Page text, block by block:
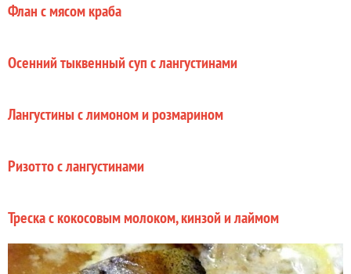
Флан с мясом краба
Осенний тыквенный суп с лангустинами
Лангустины с лимоном и розмарином
Ризотто с лангустинами
Треска с кокосовым молоком, кинзой и лаймом